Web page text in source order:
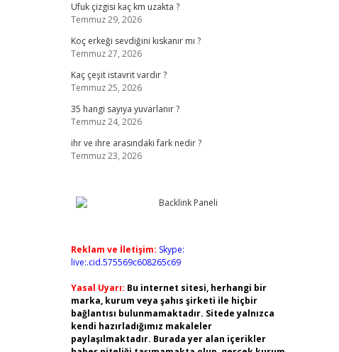
Ufuk çizgisi kaç km uzakta ?
Temmuz 29, 2026
Koç erkeği sevdiğini kıskanır mı ?
Temmuz 27, 2026
Kaç çeşit istavrit vardır ?
Temmuz 25, 2026
35 hangi sayıya yuvarlanır ?
Temmuz 24, 2026
ihr ve ihre arasındaki fark nedir ?
Temmuz 23, 2026
Reklam ve İletişim: Skype:
live:.cid.575569c608265c69
Yasal Uyarı: Bu internet sitesi, herhangi bir
marka, kurum veya şahıs şirketi ile hiçbir
bağlantısı bulunmamaktadır. Sitede yalnızca
kendi hazırladığımız makaleler
paylaşılmaktadır. Burada yer alan içerikler